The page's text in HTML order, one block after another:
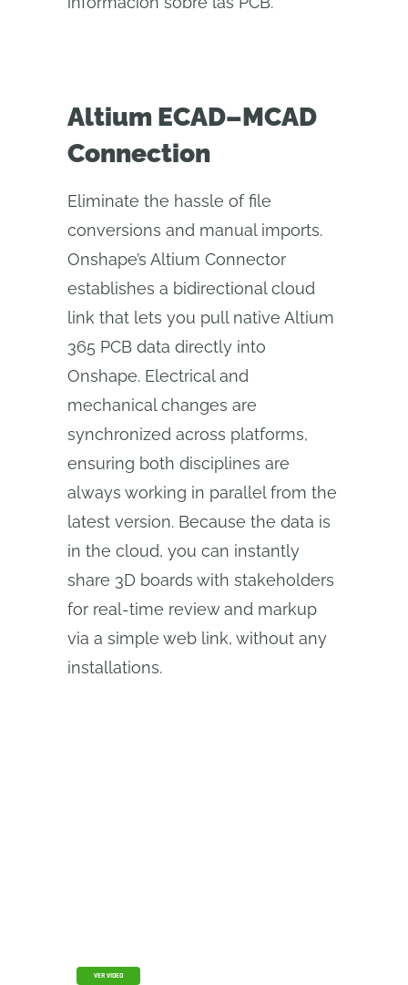
Altium ECAD–MCAD
Connection
Eliminate the hassle of file
conversions and manual imports.
Onshape’s Altium Connector
establishes a bidirectional cloud
link that lets you pull native Altium
365 PCB data directly into
Onshape. Electrical and
mechanical changes are
synchronized across platforms,
ensuring both disciplines are
always working in parallel from the
latest version. Because the data is
in the cloud, you can instantly
share 3D boards with stakeholders
for real-time review and markup
via a simple web link, without any
installations.
VER VIDEO